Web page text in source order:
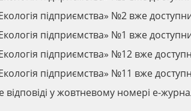
підприємства» №2 вже
підприємства» №1 вже
підприємства» №12 вже
підприємства» №11 вже
у жовтневому номері е-